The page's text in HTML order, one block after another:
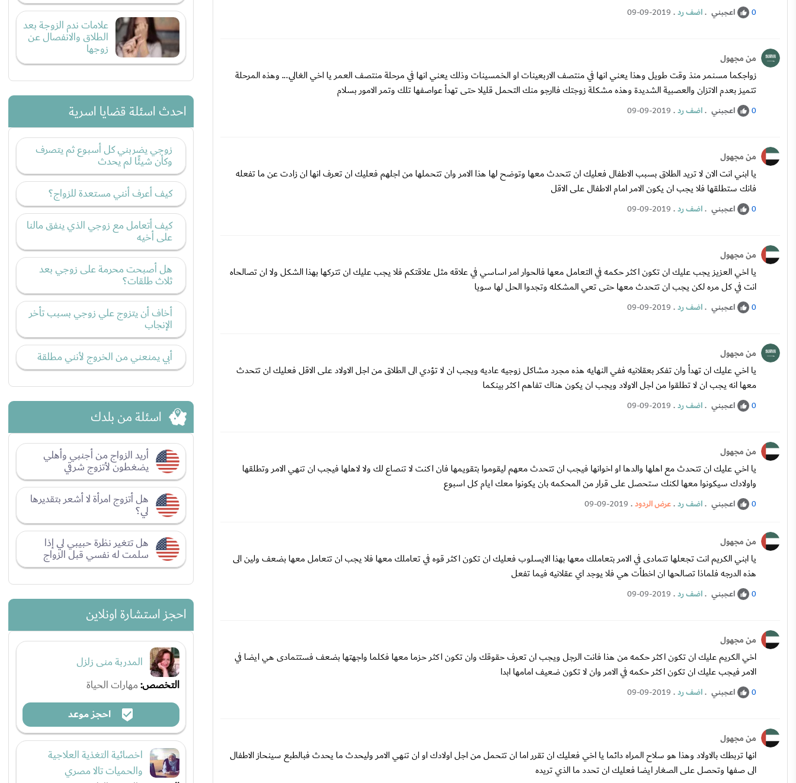
0 اعجبني .اضف رد.
09-09-2019
من مجهول
زواجكما مسنمر منذ وقت طويل وهذا يعني انها في منتصف الاربعينات او الخمسينات وذلك يعني انها في مرحلة منتصف العمر يا اخي الغالي... وهذه المرحلة
تتميز بعدم الاتزان والعصبية الشديدة وهذه مشكلة زوجتك فاارجو منك التحمل قليلا حتى تهدأ عواصفها تلك وتمر الامور بسلام
0 اعجبني .اضف رد.
09-09-2019
من مجهول
يا ابني انت الان لا تريد الطلاق بسبب الاطفال فعليك ان تتحدث معها وتوضح لها هذا الامر وان تتحملها من اجلهم فعليك ان تعرف انها ان زادت عن ما تفعله
فانك ستطلقها فلا يجب ان يكون الامر امام الاطفال على الاقل
0 اعجبني .اضف رد.
09-09-2019
من مجهول
يا اخي العزيز يجب عليك ان تكون اكثر حكمه في التعامل معها فالحوار امر اساسي في علاقه مثل علاقتكم فلا يجب عليك ان تتركها بهذا الشكل ولا ان تصالحاه
انت في كل مره لكن يجب ان تتحدث معها حتى تعي المشكله وتجدوا الحل لها سويا
0 اعجبني .اضف رد.
09-09-2019
من مجهول
يا اخي عليك ان تهدأ وان تفكر بعقلانيه ففي النهايه هذه مجرد مشاكل زوجيه عاديه ويجب ان لا تؤدي الى الطلاق من اجل الاولاد على الاقل فعليك ان تتحدث
معها انه يجب ان لا تطلقوا من اجل الاولاد ويجب ان يكون هناك تفاهم اكثر بينكما
0 اعجبني .اضف رد.
09-09-2019
من مجهول
يا اخي عليك ان تتحدث مع اهلها والدها او اخوانها فيجب ان تتحدث معهم ليقوموا بتقويمها فان اكنت لا تنصاع لك ولا لاهلها فيجب ان تنهي الامر وتطلقها
واولادك سيكونوا معها لكنك ستحصل على قرار من المحكمه بان يكونوا معك ايام كل اسبوع
0 اعجبني .اضف رد.عرض الردود.
09-09-2019
من مجهول
يا ابني الكريم انت تجعلها تتمادى في الامر بتعاملك معها بهذا الايسلوب فعليك ان تكون اكثر قوه في تعاملك معها فلا يجب ان تتعامل معها بضعف ولين الى
هذه الدرجه فلماذا تصالحها ان اخطأت هي فلا يوجد اي عقلانيه فيما تفعل
0 اعجبني .اضف رد.
09-09-2019
من مجهول
اخي الكريم عليك ان تكون اكثر حكمه من هذا فانت الرجل ويجب ان تعرف حقوقك وان تكون اكثر حزما معها فكلما واجهتها بضعف فستتمادى هي ايضا في
الامر فيجب عليك ان تكون اكثر حكمه في الامر وان لا تكون ضعيف امامها ابدا
0 اعجبني .اضف رد.
09-09-2019
من مجهول
انها تربطك بالاولاد وهذا هو سلاح المراه دائما يا اخي فعليك ان تقرر اما ان تتحمل من اجل اولادك او ان تنهي الامر وليحدث ما يحدث فبالطبع سينحاز الاطفال
الى صفها وتحصل على الصغار ايضا فعليك ان تحدد ما الذي تريده
علامات ندم الزوجة بعد
الطلاق والانفصال عن
زوجها
احدث اسئلة قضايا اسرية
زوجي يضربني كل أسبوع ثم يتصرف
وكأن شيئًا لم يحدث
كيف أعرف أنني مستعدة للزواج؟
كيف أتعامل مع زوجي الذي ينفق مالنا
على أخيه
هل أصبحت محرمة على زوجي بعد
ثلاث طلقات؟
أخاف أن يتزوج علي زوجي بسبب تأخر
الإنجاب
أبي يمنعني من الخروج لأنني مطلقة
اسئلة من بلدك
أريد الزواج من أجنبي وأهلي
يضغطون لأتزوج شرقي
هل أتزوج امرأة لا أشعر بتقديرها
لي؟
هل تتغير نظرة حبيبي لي إذا
سلمت له نفسي قبل الزواج
احجز استشارة اونلاين
المدربة منى زلزل
التخصص:مهارات الحياة
احجز موعد
اخصائية التغذية العلاجية
والحميات تالا مصري